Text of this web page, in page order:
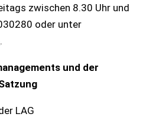
zwischen 8.30 Uhr und
oder unter
.
und der
LAG